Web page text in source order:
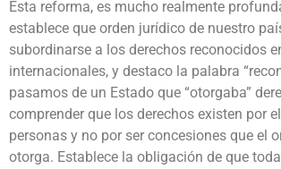
Esta reforma, es mucho realmente
establece que orden jurídico de nuestro
subordinarse a los derechos reconocidos
internacionales, y destaco la palabra
pasamos de un Estado que “otorgaba”
comprender que los derechos existen por
personas y no por ser concesiones que el
otorga. Establece la obligación de que